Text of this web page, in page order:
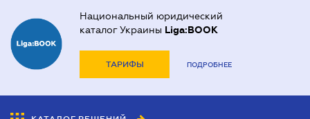
Национальный юридический
каталог Украины Liga:BOOK
ТАРИФЫ ПОДРОБНЕЕ